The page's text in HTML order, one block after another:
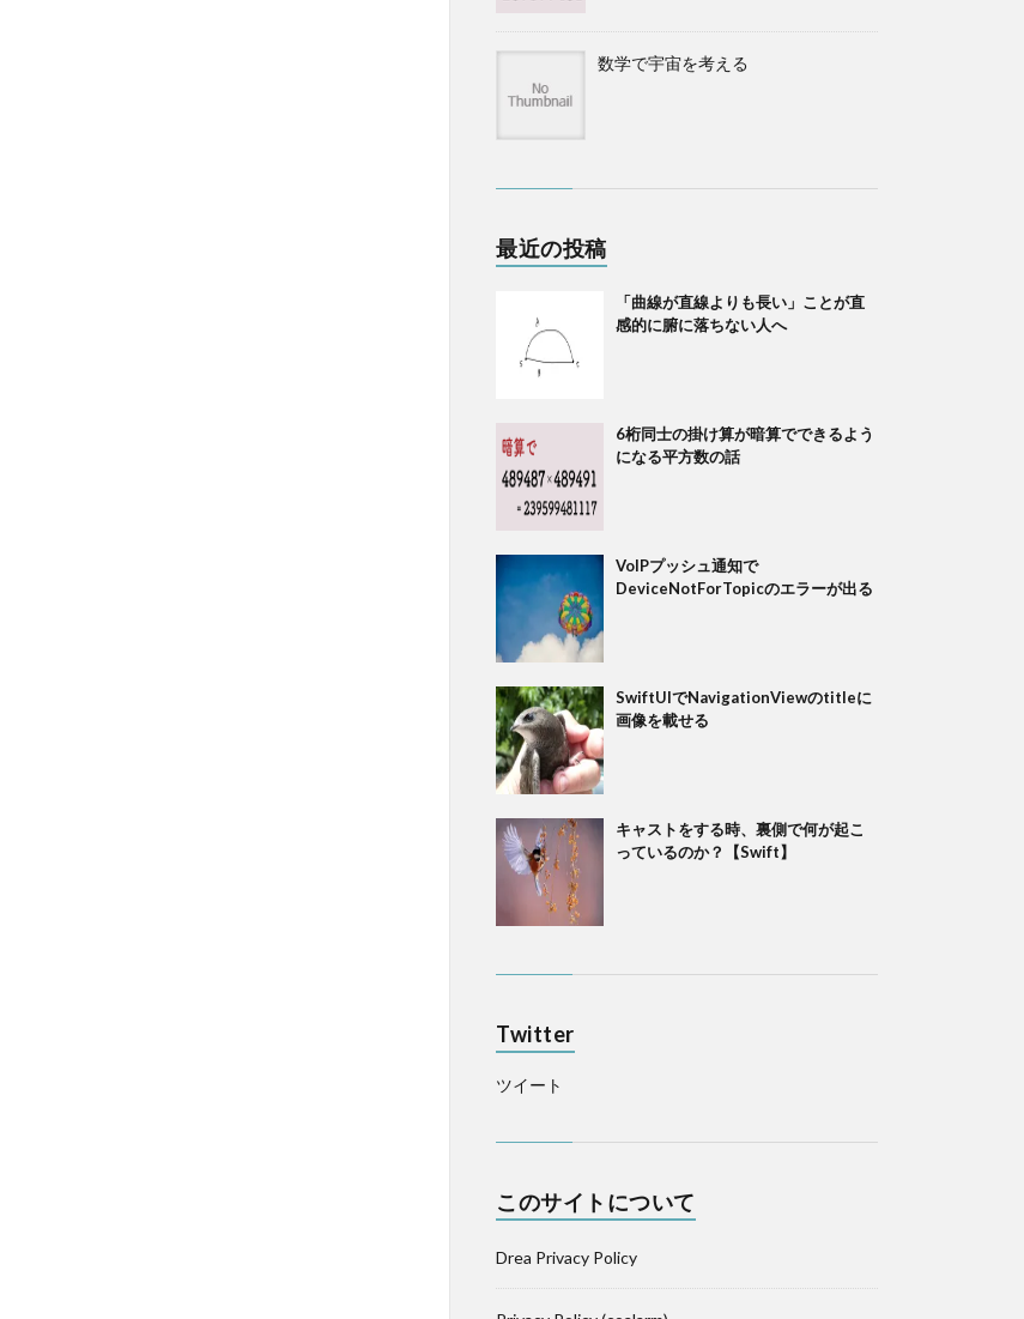
数学で宇宙を考える
最近の投稿
「曲線が直線よりも長い」ことが直
感的に腑に落ちない人へ
6桁同士の掛け算が暗算でできるよう
になる平方数の話
VoIPプッシュ通知で
DeviceNotForTopicのエラーが出る
SwiftUIでNavigationViewのtitleに
画像を載せる
キャストをする時、裏側で何が起こ
っているのか？【Swift】
Twitter
ツイート
このサイトについて
Drea Privacy Policy